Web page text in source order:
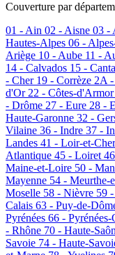
Couverture par
01 - Ain 02 - Aisne 03 -
Hautes-Alpes 06 -
Ariège 10 - Aube 11 -
14 - Calvados 15 -
- Cher 19 - Corrèze 2A
d'Or 22 - Côtes-d'Armor
- Drôme 27 - Eure 28 -
Haute-Garonne 32 -
Vilaine 36 - Indre 37 -
Landes 41 - Loir-et-
Atlantique 45 - Loiret
Maine-et-Loire 50 -
Mayenne 54 - Meurthe-
Moselle 58 - Nièvre 59
Calais 63 - Puy-de-
Pyrénées 66 - Pyrénées-
- Rhône 70 - Haute-
Savoie 74 - Haute-